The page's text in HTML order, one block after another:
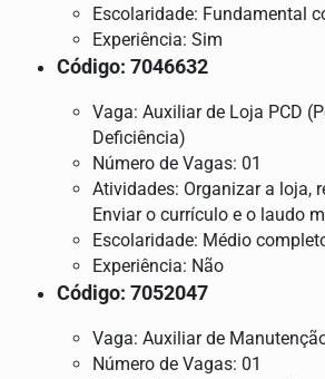
Escolaridade: Fundamental
Experiência: Sim
Código: 7046632
Vaga: Auxiliar de Loja PCD
Deficiência)
Número de Vagas: 01
Atividades: Organizar a loja,
Enviar o currículo e o laudo
Escolaridade: Médio
Experiência: Não
Código: 7052047
Vaga: Auxiliar de
Número de Vagas: 01